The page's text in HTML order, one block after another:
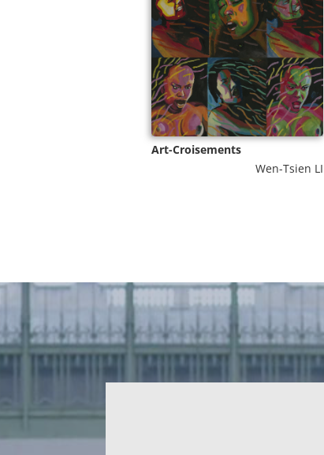
Art-Croisements
Wen-Tsien LI